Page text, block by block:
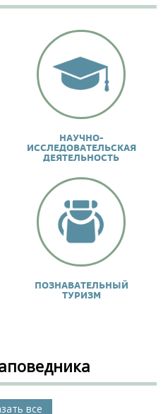
НАУЧНО-
ИССЛЕДОВАТЕЛЬСКАЯ
ДЕЯТЕЛЬНОСТЬ
ПОЗНАВАТЕЛЬНЫЙ
ТУРИЗМ
все